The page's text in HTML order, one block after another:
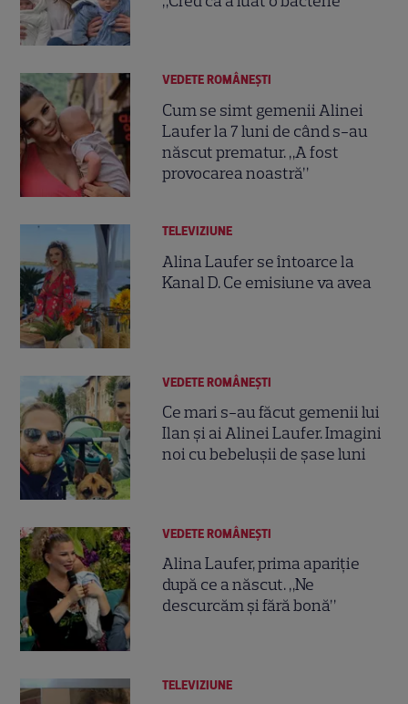
VEDETE ROMÂNEŞTI
Cum se simt gemenii Alinei
Laufer la 7 luni de când s-au
născut prematur. „A fost
provocarea noastră”
TELEVIZIUNE
Alina Laufer se întoarce la
Kanal D. Ce emisiune va avea
VEDETE ROMÂNEŞTI
Ce mari s-au făcut gemenii lui
Ilan și ai Alinei Laufer. Imagini
noi cu bebelușii de șase luni
VEDETE ROMÂNEŞTI
Alina Laufer, prima apariție
după ce a născut. „Ne
descurcăm și fără bonă”
TELEVIZIUNE